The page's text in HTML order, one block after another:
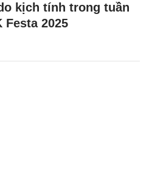
kịch tính trong tuần
Festa 2025